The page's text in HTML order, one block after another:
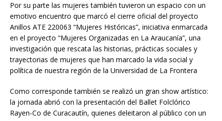
Por su parte las mujeres también tuvieron un espacio con un
emotivo encuentro que marcó el cierre oficial del proyecto
Anillos ATE 220063 “Mujeres Históricas”, iniciativa enmarcada
en el proyecto “Mujeres Organizadas en La Araucanía”, una
investigación que rescata las historias, prácticas sociales y
trayectorias de mujeres que han marcado la vida social y
política de nuestra región de la Universidad de La Frontera
Como corresponde también se realizó un gran show artístico:
la jornada abrió con la presentación del Ballet Folclórico
Rayen-Co de Curacautín, quienes deleitaron al público con un